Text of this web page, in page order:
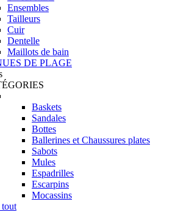
Ensembles
Tailleurs
Cuir
Dentelle
Maillots de bain
DE PLAGE
Baskets
Sandales
Bottes
Ballerines et Chaussures plates
Sabots
Mules
Espadrilles
Escarpins
Mocassins